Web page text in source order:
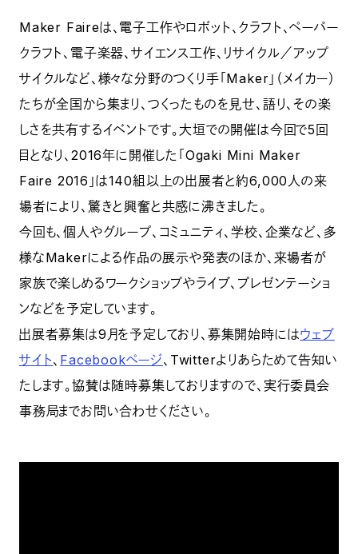
Maker Faireは、電子工作やロボット、クラフト、ペーパー
クラフト、電子楽器、サイエンス工作、リサイクル／アップ
サイクルなど、様々な分野のつくり手「Maker」（メイカー）
たちが全国から集まり、つくったものを見せ、語り、その楽
しさを共有するイベントです。大垣での開催は今回で5回
目となり、2016年に開催した「Ogaki Mini Maker
Faire 2016」は140組以上の出展者と約6,000人の来
場者により、驚きと興奮と共感に沸きました。
今回も、個人やグループ、コミュニティ、学校、企業など、多
様なMakerによる作品の展示や発表のほか、来場者が
家族で楽しめるワークショップやライブ、プレゼンテーショ
ンなどを予定しています。
出展者募集は9月を予定しており、募集開始時にはウェブ
サイト、 Facebookページ、Twitterよりあらためて告知い
たします。協賛は随時募集しておりますので、実行委員会
事務局までお問い合わせください。